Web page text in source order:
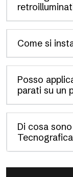
Come si
Posso
parati su un
Di cosa